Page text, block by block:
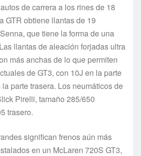
de carrera a los rines de 18
GTR obtiene llantas de 19
que tiene la forma de una
llantas de aleación forjadas ultra
más anchas de lo que permiten
de GT3, con 10J en la parte
parte trasera. Los neumáticos de
Pirelli, tamaño 285/650
trasero.
significan frenos aún más
en un McLaren 720S GT3,